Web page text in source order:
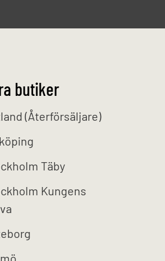
butiker
(Återförsäljare)
Täby
Kungens